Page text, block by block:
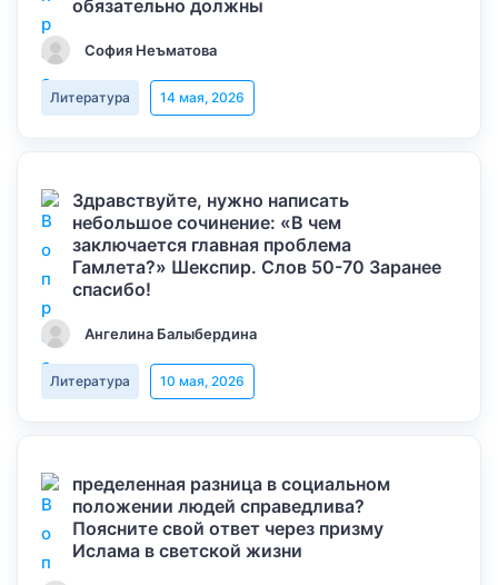
обязательно должны
София Неъматова
Литература 14 мая, 2026
Здравствуйте, нужно написать
небольшое сочинение: «В чем
заключается главная проблема
Гамлета?» Шекспир. Слов 50-70 Заранее
спасибо!
Ангелина Балыбердина
Литература 10 мая, 2026
пределенная разница в социальном
положении людей справедлива?
Поясните свой ответ через призму
Ислама в светской жизни